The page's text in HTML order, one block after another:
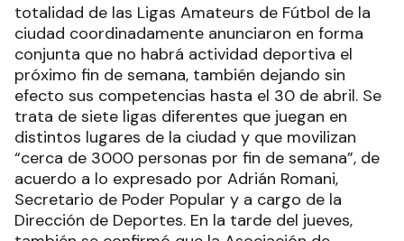
totalidad de las Ligas Amateurs de Fútbol de la
ciudad coordinadamente anunciaron en forma
conjunta que no habrá actividad deportiva el
próximo fin de semana, también dejando sin
efecto sus competencias hasta el 30 de abril. Se
trata de siete ligas diferentes que juegan en
distintos lugares de la ciudad y que movilizan
“cerca de 3000 personas por fin de semana”, de
acuerdo a lo expresado por Adrián Romani,
Secretario de Poder Popular y a cargo de la
Dirección de Deportes. En la tarde del jueves,